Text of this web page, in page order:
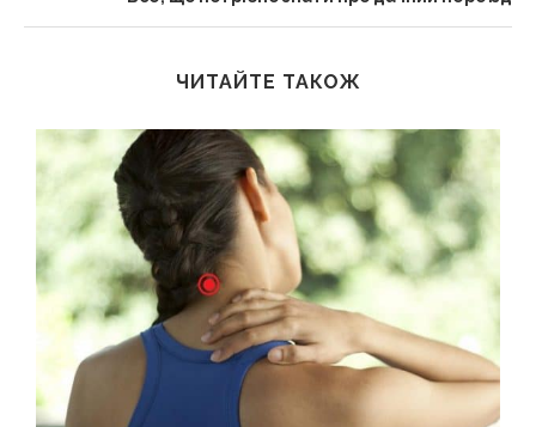
ЧИТАЙТЕ ТАКОЖ